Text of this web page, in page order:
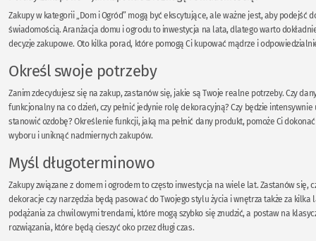
Zakupy w kategorii „Dom i Ogród” mogą być ekscytujące, ale ważne jest, aby podejść
świadomością. Aranżacja domu i ogrodu to inwestycja na lata, dlatego warto
decyzje zakupowe. Oto kilka porad, które pomogą Ci kupować mądrze i
Określ swoje potrzeby
Zanim zdecydujesz się na zakup, zastanów się, jakie są Twoje realne potrzeby. Czy
funkcjonalny na co dzień, czy pełnić jedynie rolę dekoracyjną? Czy będzie intensywnie
stanowić ozdobę? Określenie funkcji, jaką ma pełnić dany produkt, pomoże Ci
wyboru i uniknąć nadmiernych zakupów.
Myśl długoterminowo
Zakupy związane z domem i ogrodem to często inwestycja na wiele lat. Zastanów się,
dekoracje czy narzędzia będą pasować do Twojego stylu życia i wnętrza także za kilka
podążania za chwilowymi trendami, które mogą szybko się znudzić, a postaw na
rozwiązania, które będą cieszyć oko przez długi czas.